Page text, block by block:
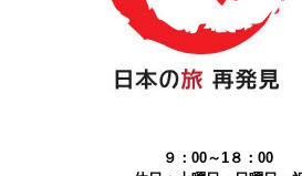
９：00～1８：00